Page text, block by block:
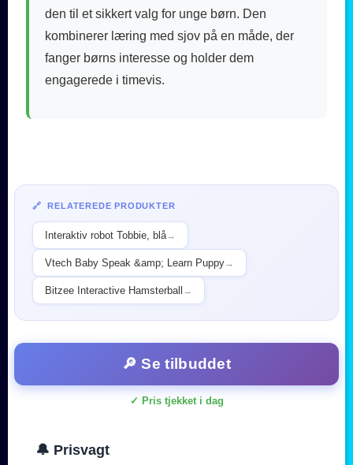
den til et sikkert valg for unge børn. Den
kombinerer læring med sjov på en måde, der
fanger børns interesse og holder dem
engagerede i timevis.
🔗 RELATEREDE PRODUKTER
Interaktiv robot Tobbie, blå→
Vtech Baby Speak &amp; Learn Puppy→
Bitzee Interactive Hamsterball →
🔎 Se tilbuddet
✓ Pris tjekket i dag
🔔 Prisvagt